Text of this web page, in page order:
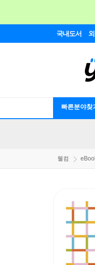
국내도서
빠른분야찾
웰컴